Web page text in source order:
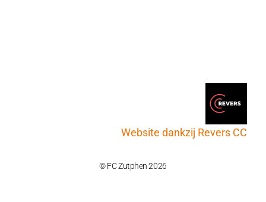
Website dankzij Revers CC
© FC Zutphen 2026